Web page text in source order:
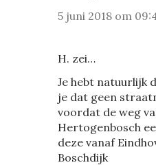
5 juni 2018 om
H. zei…
Je hebt natuurlijk
je dat geen
voordat de weg
Hertogenbosch
deze vanaf
Boschdijk